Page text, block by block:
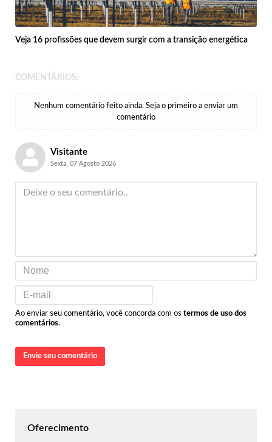
Veja 16 profissões que devem surgir com a transição energética
COMENTÁRIOS:
Nenhum comentário feito ainda. Seja o primeiro a enviar um
comentário
Visitante
Sexta, 07 Agosto 2026
Ao enviar seu comentário, você concorda com os termos de uso dos
comentários.
Envie seu comentário
Oferecimento